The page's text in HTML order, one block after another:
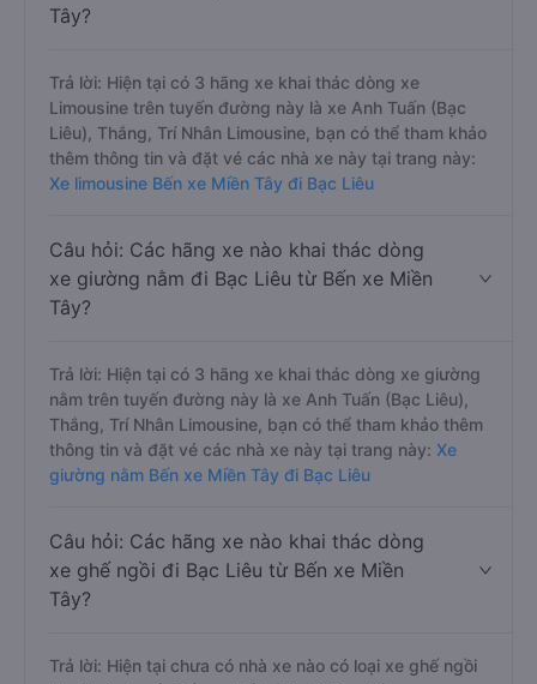
Tây?
Trả lời: Hiện tại có 3 hãng xe khai thác dòng xe
Limousine trên tuyến đường này là xe Anh Tuấn (Bạc
Liêu), Thắng, Trí Nhân Limousine, bạn có thể tham khảo
thêm thông tin và đặt vé các nhà xe này tại trang này:
Xe limousine Bến xe Miền Tây đi Bạc Liêu
Câu hỏi: Các hãng xe nào khai thác dòng
xe giường nằm đi Bạc Liêu từ Bến xe Miền
Tây?
Trả lời: Hiện tại có 3 hãng xe khai thác dòng xe giường
nằm trên tuyến đường này là xe Anh Tuấn (Bạc Liêu),
Thắng, Trí Nhân Limousine, bạn có thể tham khảo thêm
thông tin và đặt vé các nhà xe này tại trang này: Xe
giường nằm Bến xe Miền Tây đi Bạc Liêu
Câu hỏi: Các hãng xe nào khai thác dòng
xe ghế ngồi đi Bạc Liêu từ Bến xe Miền
Tây?
Trả lời: Hiện tại chưa có nhà xe nào có loại xe ghế ngồi